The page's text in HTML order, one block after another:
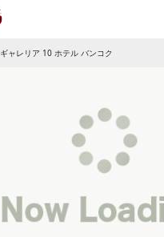
ギャレリア 10 ホテル バンコク